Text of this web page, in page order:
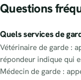
Questions
Quels services de
Vétérinaire de garde :
répondeur indique qui
Médecin de garde :